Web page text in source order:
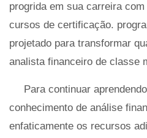
progrida em sua carreira
cursos de certificação.
projetado para transformar
analista financeiro de classe
Para continuar
conhecimento de análise
enfaticamente os recursos